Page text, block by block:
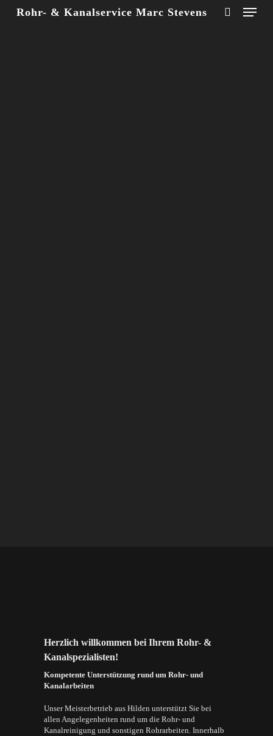
Rohr- & Kanalservice Marc Stevens
Menu
Herzlich willkommen bei Ihrem Rohr- &
Kanalspezialisten!
Kompetente Unterstützung rund um Rohr- und
Kanalarbeiten
Unser Meisterbetrieb aus Hilden unterstützt Sie bei
allen Angelegenheiten rund um die Rohr- und
Kanalreinigung und sonstigen Rohrarbeiten. Innerhalb